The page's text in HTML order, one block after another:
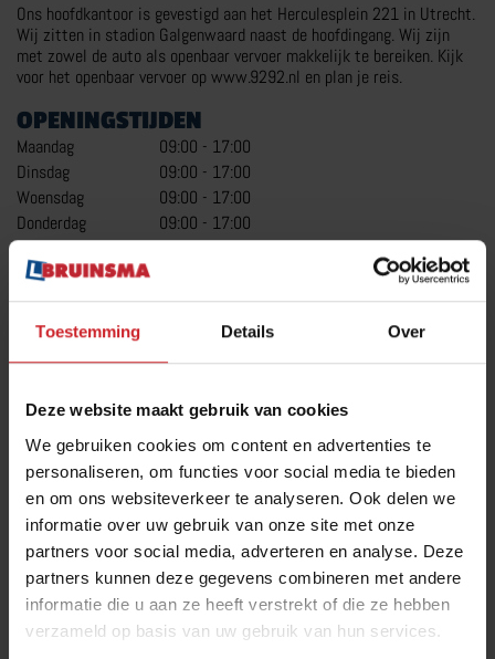
Toestemming Details Over
Deze website maakt gebruik van cookies
We gebruiken cookies om content en advertenties te
personaliseren, om functies voor social media te bieden
en om ons websiteverkeer te analyseren. Ook delen we
informatie over uw gebruik van onze site met onze
partners voor social media, adverteren en analyse. Deze
partners kunnen deze gegevens combineren met andere
informatie die u aan ze heeft verstrekt of die ze hebben
verzameld op basis van uw gebruik van hun services.
Ons hoofdkantoor is gevestigd aan het Herculesplein 221 in Utrecht.
Wij zitten in stadion Galgenwaard naast de hoofdingang. Wij zijn
met zowel de auto als openbaar vervoer makkelijk te bereiken. Kijk
voor het openbaar vervoer op www.9292.nl en plan je reis.
OPENINGSTIJDEN
Maandag 09:00 - 17:00
Dinsdag
09:00 - 17:00
Woensdag
09:00 - 17:00
Donderdag
09:00 - 17:00
Vrijdag
09:00-17:00
Zaterdag
Zondag
Gesloten
LESTIJDEN
Onze rijlessen worden doordeweeks tussen 07.00 en 22.00 uur
zondagen.
MEER OVER MOTORRIJBEWIJS
CAMPER RIJBEWIJS
RIJBEWIJS C1
RIJVAARDIGHEIDSTRAINING
MEER OVER CAMPER RIJBEWIJS
TRANSPORT RIJBEWIJS
TRANSPORTOPLEIDINGEN
CHAUFFEUR WORDEN
C1 BEROEPSMATIG